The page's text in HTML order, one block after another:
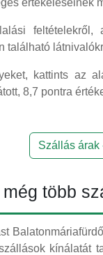
feltételekről,
található
kattints az
8,7 pontra
Szállás
több
kínálatát